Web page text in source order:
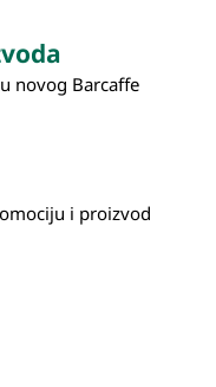
novog Barcaffe
i proizvod